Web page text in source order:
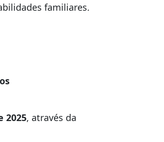
familiares.
2025, através da